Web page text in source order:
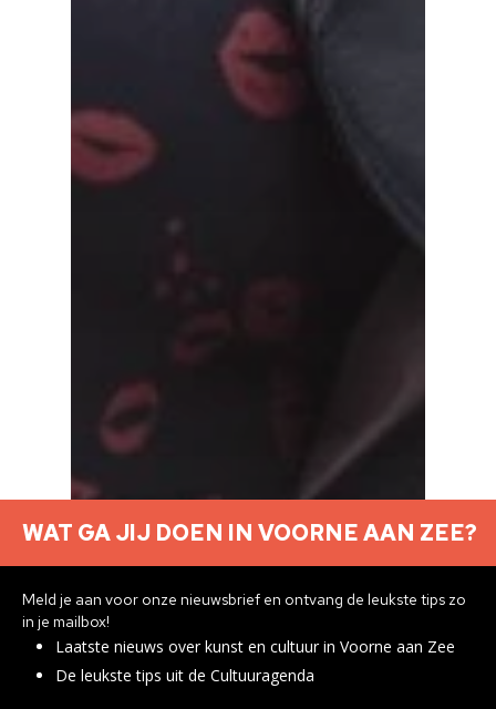
WAT GA JIJ DOEN IN VOORNE AAN ZEE?
Meld je aan voor onze nieuwsbrief en ontvang de leukste tips zo
in je mailbox!
Laatste nieuws over kunst en cultuur in Voorne aan Zee
De leukste tips uit de Cultuuragenda